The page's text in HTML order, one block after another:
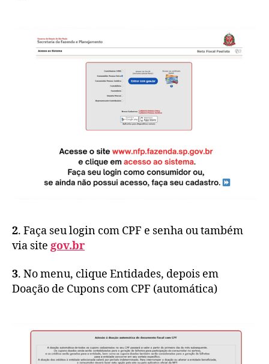
2. Faça seu login com CPF e senha ou também
via site gov.br
3. No menu, clique Entidades, depois em
Doação de Cupons com CPF (automática)